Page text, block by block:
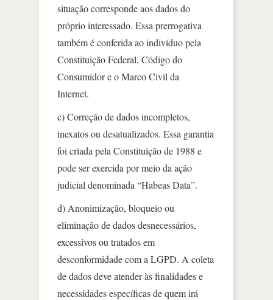
situação corresponde aos dados do
próprio interessado. Essa prerrogativa
também é conferida ao indivíduo pela
Constituição Federal, Código do
Consumidor e o Marco Civil da
Internet.
c) Correção de dados incompletos,
inexatos ou desatualizados. Essa garantia
foi criada pela Constituição de 1988 e
pode ser exercida por meio da ação
judicial denominada “Habeas Data”.
d) Anonimização, bloqueio ou
eliminação de dados desnecessários,
excessivos ou tratados em
desconformidade com a LGPD. A coleta
de dados deve atender às finalidades e
necessidades específicas de quem irá